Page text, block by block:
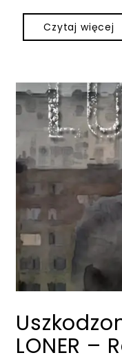
Czytaj więcej
LONER –